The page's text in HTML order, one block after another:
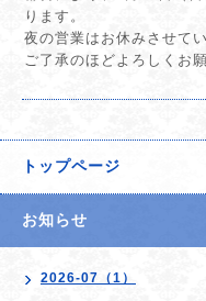
ります。
夜の営業はお休みさせて
ご了承のほどよろしくお
トップページ
お知らせ
2026-07（1）